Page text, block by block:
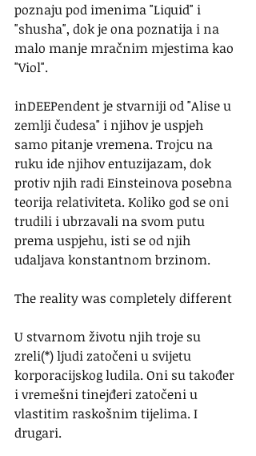
poznaju pod imenima "Liquid" i
"shusha", dok je ona poznatija i na
malo manje mračnim mjestima kao
"Viol".
inDEEPendent je stvarniji od "Alise u
zemlji čudesa" i njihov je uspjeh
samo pitanje vremena. Trojcu na
ruku ide njihov entuzijazam, dok
protiv njih radi Einsteinova posebna
teorija relativiteta. Koliko god se oni
trudili i ubrzavali na svom putu
prema uspjehu, isti se od njih
udaljava konstantnom brzinom.
The reality was completely different
U stvarnom životu njih troje su
zreli(*) ljudi zatočeni u svijetu
korporacijskog ludila. Oni su također
i vremešni tinejđeri zatočeni u
vlastitim raskošnim tijelima. I
drugari.